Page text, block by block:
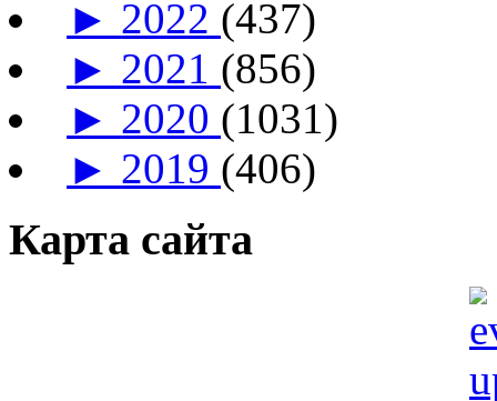
► 2022 (437)
► 2021 (856)
► 2020 (1031)
► 2019 (406)
Карта сайта